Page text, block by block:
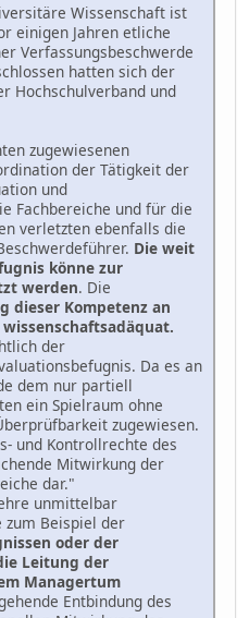
Wissenschaft ist
einigen Jahren etliche
Verfassungsbeschwerde
hatten sich der
Hochschulverband und
zugewiesenen
der Tätigkeit der
und
Fachbereiche und für die
verletzten ebenfalls die
Die weit
könne zur
werden. Die
dieser Kompetenz an
der
Da es an
dem nur partiell
ein Spielraum ohne
zugewiesen.
und Kontrollrechte des
Mitwirkung der
dar."
unmittelbar
zum Beispiel der
oder der
Leitung der
Managertum
Entbindung des